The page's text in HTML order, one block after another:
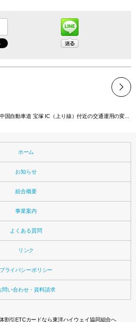
中国自動車道 宝塚 IC（上り線）付近の交通運用の変...
ホーム
お知らせ
組合概要
事業案内
よくある質問
リンク
プライバシーポリシー
問い合わせ・資料請求
割引ETCカードなら東洋ハイウェイ協同組合へ